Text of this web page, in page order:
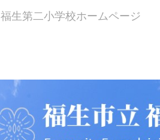
福生第二小学校ホームページ